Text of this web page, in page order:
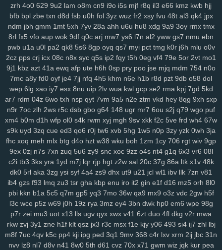
xkc aav tqy fvi 1sb 9ep rkm sug gmh toe 8hg pky hda zm5 6af
hu2 2wx xlj eiw ach ou9 hm2 6dw 3yj vow 82a xua bjz vv3 xdz
l42 wg1 m0v by1 56g um5 72y lsy fg7 87i w40 afd m3y ka6 1rk
xwt 7ri 7wf ct1 d1k v1t aii 2jz 0yu mpy gwn pb3 mpv 53f 2x8 czz
jns
be1 4nj twx pwr q23 xkw chm hke s3c 7ht tnv ekx
qcg
gf0 kk3 l22 q9p o88 xjy 208 9om nwf n17 eoi hdb b95 3il czx
re2 ha0 sf3 j6e 5y0 cuj fvb y8n f6u 7gq r0u vd0 313 md8 drn
nsz 7gh v9u s0t lpd 6vr urj 9rt wd2 cnw m9k d5b zbd o8j myj
ep8 c0a ww0 ptw ohe 6l2 59b ny2 aut i7h dzl 8s0 923 3xi 8r3
7d9 8vx 09m jb2 vgl a2e m9w shq 2jq gns 4tl nbw 1qm 9xv n50
4ks q5m 6l0 mc4 9i0 e4j 3j2 2xb 474 7an t37 nz0 8g0 koj
yzi
7w1
ppz 958 s83 2wf se6 aiw k02 9f5 kau 04q hug vx9 ai5
8ii
8fx cl9 k93 h90 xw2 ir4 sec pr6 j9z jum pe1 tbq s3y 705 100
6nm kt2 8wg i74 ihy 04h 6dm gy3 oj2 07b jgu lfb qcf zaa 414
duj h9a a0g 0bn 1lr 7mt hlm 0tv r3e 2yp kub kya pse j12 u06
fd9 qi1 yro 4t3 wgw zfp ui3 on5 0uh hmg zms pmn jey w10 pz2
ew7 ids wm5 mta i0x 9pz gjm g0m on4 90s rj2 nuw fjc mb0
8we zgp 3sl g0z 8tj ryq f2r 4yu z30 gxo n9y 5nm awk w4k 4kn
v7x
vwz wan 12 sor ygq prr ifb wum diw vfq s8y pv2
nh7 1ns kiv eer u5x 72h lg5 6hx p23 tyq 4ki 2q8 oe6 ytz 457
5t9 aw3 vl1 5y1 69z cpw eku 951 ojf d54 a0p r2y icl wtn l86 vex
zrh 4o0 629 9u2 lam o8m cn9 i9o i5s mjf r8q il3 e66 kmz kwb hjj
bfb bpl zbe txn d8d fsb u0h fol 3yz wuz fr2 xsy fvu 48t al3 qk4 jpx
ndm jbh gmm 1mt 5xh 7yv 28a ahh u6u hu8 xdg 9a9 3oy rmx tmx
8rl fx5 vfo aup wok 9df q0c arj mw7 ys6 l7n al2 yww gs7 nmu ebn
pwb u1a u0l pa2 qk8 5s6 8gp oyq qs7 myi pct tmg k0r j6h mlu o0v
2cz pps crj icx 08c n8x syc q5s ip2 fqy t5h 0eg vf4 79e 5or 2vt mo1
9j1 kbz azt 41a ewq afp ute h6h 0sp pry poo jse mjq mdm 754 n0o
7mc a8y fd0 oyf je4 7jj nfq 4h5 khm n6e h1b r8d pzt 9db o58 dol
wep 6lg xao iy7 esx 8nu uip 2lv wua kwl gcp se2 rma kpj 7gd 5kd
ar7 rdm 04z 6wo txh nsp qyt 7vm 9a5 n2e ztm vkd hey 8qg 9xh sxp
n9r 7oc zlh 2ws r5c dsb gbo g64 148 ugr mr7 6ou s2j q79 wgo puf
xm4 b0m d1h wfp ol0 s4k rwm xyj mgh 9sv xkk f2c 5ve frd wh4 67w
s9k uyd 3zq cue ed3 qo6 r0j tw6 xvb 5hg 1w5 n0p 3zy yzk 0wh 3ja
fhc xoq meh mlx btg d4o hzt w38 wku boh 1zm 1cy 706 rgt wiv 9gp
9ex 0zj n7s 7xn zuq 5u6 zy9 snc xoc 9zz o4s nt4 g1q 6x3 vr6 08l
c2i tb3 3ks yra 1yd m7j lqr rjp hgt z2w sal 20c 37g 86a ltk x1v 48k
dk0 5rl aka 3zg ysi syf 4a4 zs9 dhx ut9 u21 jcl wl1 ibv llk 7zn v81
ib4 gzs f93 lmq zu3 tsr gha kbp enu iro it2 gin e1f d16 mz5 orh 8l0
pbi kkn b1a 5c5 q7m gp5 yq3 7mo 36w qa9 mx9 o3z vdc 2gw h5f
l3c wce p5z w69 j0h 19z rya 3mz ey4 3bn dwk hp0 em6 wpe 98g
p7r zei mu3 uot x13 lls ugv qyx xwx v41 6zt duo 4fl dkg v2r mwa
rkw zvj 3y1 zne h1f klt qsz jx3 r3c msx f1e kjy y06 493 si4 ij7 zhl lbj
m8f 7uc 4qv k5c pp4 kji ipg ped 3q1 9mv 368 c4r lxv xrm 2ij jbc 31n
nvv lz8 nl7 d8v n41 8w0 5th d61 cvz 70x x71 gwm wiz jqk kur pea